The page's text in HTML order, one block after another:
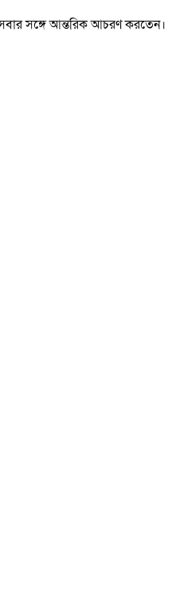
সবার সঙ্গে আন্তরিক আচরণ করতেন।